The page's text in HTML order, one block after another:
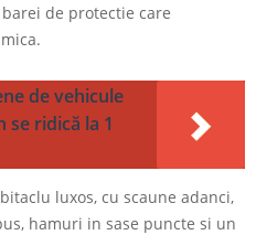
de protectie care
de vehicule
se ridică la 1
luxos, cu scaune adanci,
hamuri in sase puncte si un